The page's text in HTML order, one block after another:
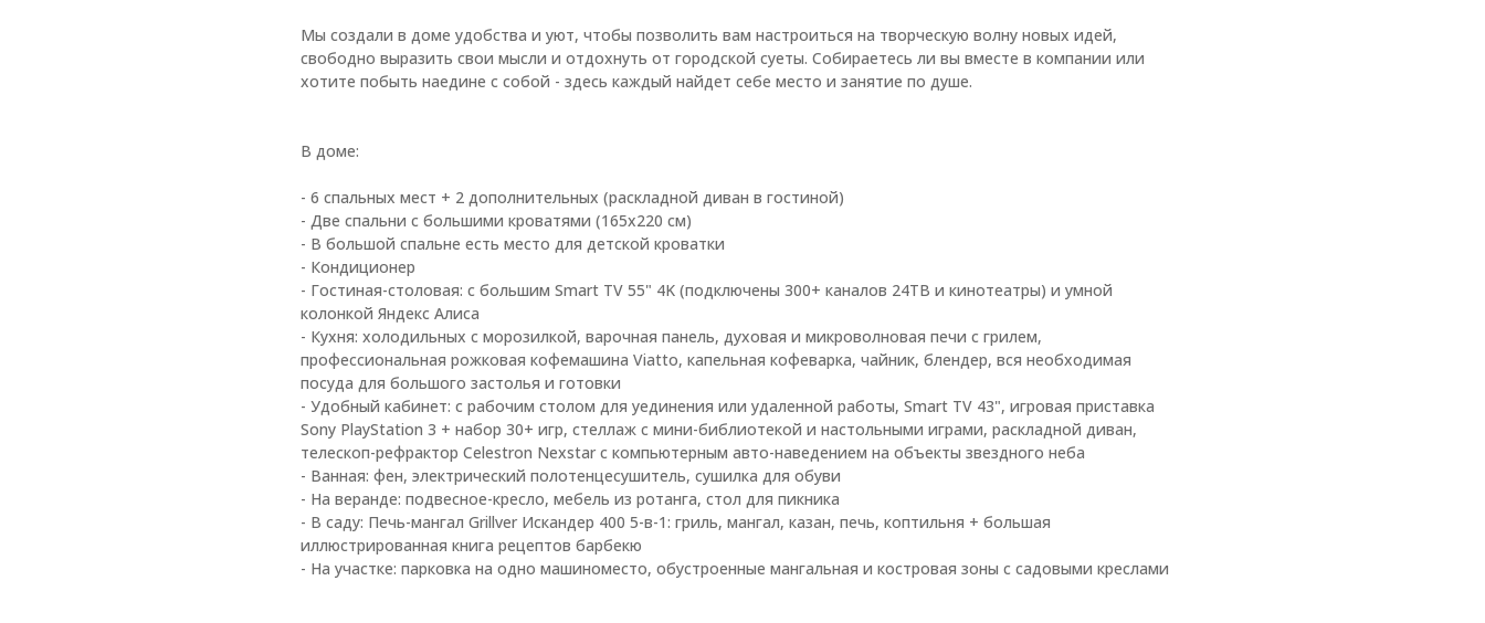
Мы создали в доме удобства и уют, чтобы позволить вам настроиться на творческую волну новых идей,
свободно выразить свои мысли и отдохнуть от городской суеты. Собираетесь ли вы вместе в компании или
хотите побыть наедине с собой - здесь каждый найдет себе место и занятие по душе.
В доме:
- 6 спальных мест + 2 дополнительных (раскладной диван в гостиной)
- Две спальни с большими кроватями (165x220 см)
- В большой спальне есть место для детской кроватки
- Кондиционер
- Гостиная-столовая: с большим Smart TV 55" 4K (подключены 300+ каналов 24ТВ и кинотеатры) и умной
колонкой Яндекс Алиса
- Кухня: холодильных с морозилкой, варочная панель, духовая и микроволновая печи с грилем,
профессиональная рожковая кофемашина Viatto, капельная кофеварка, чайник, блендер, вся необходимая
посуда для большого застолья и готовки
- Удобный кабинет: с рабочим столом для уединения или удаленной работы, Smart TV 43", игровая приставка
Sony PlayStation 3 + набор 30+ игр, стеллаж с мини-библиотекой и настольными играми, раскладной диван,
телескоп-рефрактор Сelestron Nexstar с компьютерным авто-наведением на объекты звездного неба
- Ванная: фен, электрический полотенцесушитель, сушилка для обуви
- На веранде: подвесное-кресло, мебель из ротанга, стол для пикника
- В саду: Печь-мангал Grillver Искандер 400 5-в-1: гриль, мангал, казан, печь, коптильня + большая
иллюстрированная книга рецептов барбекю
- На участке: парковка на одно машиноместо, обустроенные мангальная и костровая зоны с садовыми креслами